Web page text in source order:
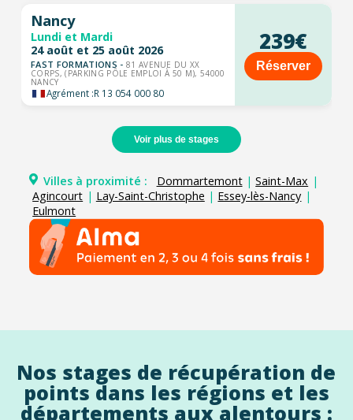
Nancy
Lundi et Mardi
24 août et 25 août 2026
FAST FORMATIONS - 81 AVENUE DU XX
CORPS, (PARKING PÔLE EMPLOI À 50 M), 54000
NANCY
Agrément :R 13 054 000 80
239€
Réserver
Voir plus de stages
Villes à proximité : Dommartemont | Saint-Max |
Agincourt | Lay-Saint-Christophe | Essey-lès-Nancy |
Eulmont
Nos stages de récupération de
points dans les régions et les
départements aux alentours :